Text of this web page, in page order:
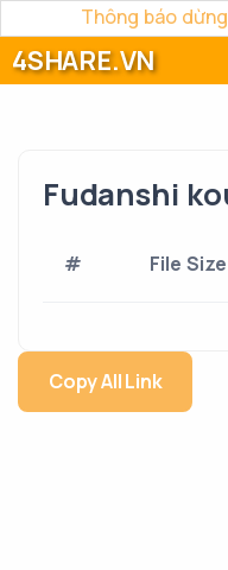
Thông báo
4SHARE.VN
Fudanshi
# File Size
Copy All Link